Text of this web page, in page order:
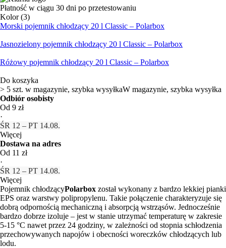
Płatność w ciągu 30 dni po przetestowaniu
Kolor (3)
Morski pojemnik chłodzący 20 l Classic – Polarbox
Jasnozielony pojemnik chłodzący 20 l Classic – Polarbox
Różowy pojemnik chłodzący 20 l Classic – Polarbox
Do koszyka
> 5 szt. w magazynie, szybka wysyłkaW magazynie, szybka wysyłka
Odbiór osobisty
Od 9 zł
·
ŚR 12 – PT 14.08.
Więcej
Dostawa na adres
Od 11 zł
·
ŚR 12 – PT 14.08.
Więcej
Pojemnik chłodzącyPolarbox został wykonany z bardzo lekkiej pianki
EPS oraz warstwy polipropylenu. Takie połączenie charakteryzuje się
dobrą odpornością mechaniczną i absorpcją wstrząsów. Jednocześnie
bardzo dobrze izoluje – jest w stanie utrzymać temperaturę w zakresie
5-15 °C nawet przez 24 godziny, w zależności od stopnia schłodzenia
przechowywanych napojów i obecności woreczków chłodzących lub
lodu.